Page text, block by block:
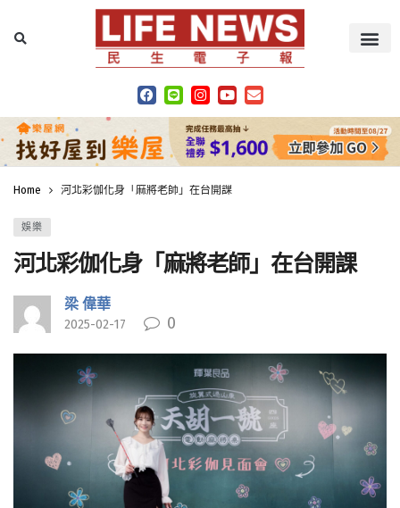
Home 河北彩伽化身「麻將老師」在台開課
娛樂
河北彩伽化身「麻將老師」在台開課
梁 偉華
2025-02-17 0